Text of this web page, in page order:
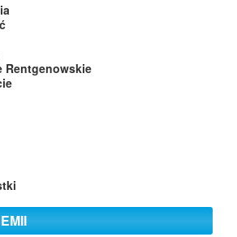
Rentgenowskie